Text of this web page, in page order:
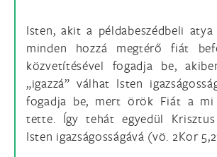
Isten, akit a példabeszédbeli
minden hozzá megtérő fiát
közvetítésével fogadja be,
„igazzá” válhat Isten
fogadja be, mert örök Fiát a mi
tette. Így tehát egyedül
Isten igazságosságává (vö. 2Kor